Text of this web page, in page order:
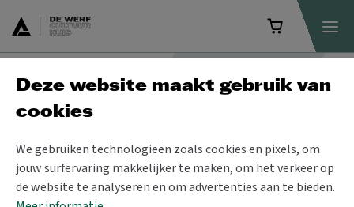
Programma
Deze website maakt gebruik van
cookies
We gebruiken technologieën zoals cookies en pixels, om
jouw surfervaring makkelijker te maken, om het verkeer op
de website te analyseren en om advertenties aan te bieden.